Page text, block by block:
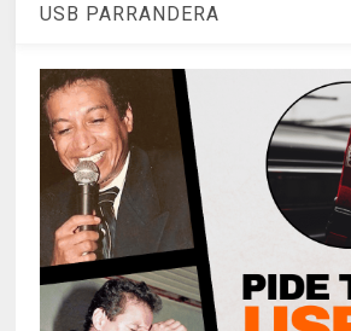
USB PARRANDERA